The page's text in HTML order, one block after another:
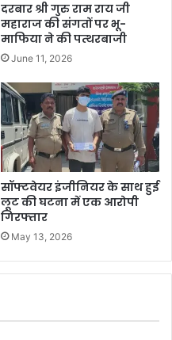
दरबार श्री गुरु राम राय जी
महाराज की संगतों पर भू-
माफिया ने की पत्थरबाजी
June 11, 2026
सॉफ्टवेयर इंजीनियर के साथ हुई
लूट की घटना में एक आरोपी
गिरफ्तार
May 13, 2026